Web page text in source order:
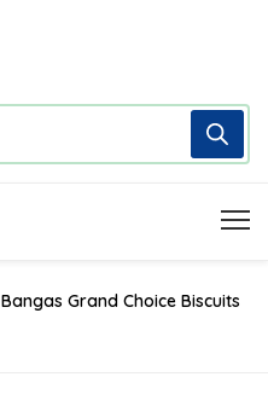
Bangas Grand Choice Biscuits